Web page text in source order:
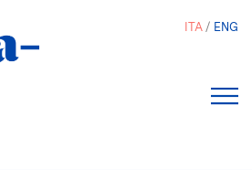
ITA ENG